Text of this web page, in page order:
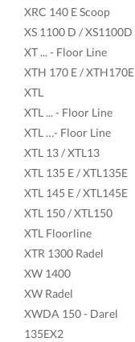
XRC 140 E Scoop
XS 1100 D / XS1100D
XT ... - Floor Line
XTH 170 E / XTH170E
XTL
XTL ... - Floor Line
XTL …- Floor Line
XTL 13 / XTL13
XTL 135 E / XTL135E
XTL 145 E / XTL145E
XTL 150 / XTL150
XTL Floorline
XTR 1300 Radel
XW 1400
XW Radel
XWDA 150 - Darel
135EX2